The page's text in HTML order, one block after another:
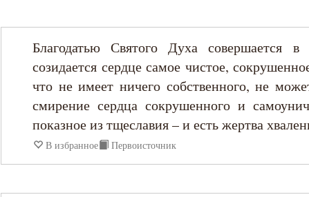
Игнатий Брянчанинов
Иероним Стридонский
Иоанн Златоуст
Иоанн Карпафский
Благодатью Святого Духа совершается
созидается сердце самое чистое,
что не имеет ничего собственного, не
смирение сердца сокрушенного и
показное из тщеславия – и есть жертва
В избранное Первоисточник